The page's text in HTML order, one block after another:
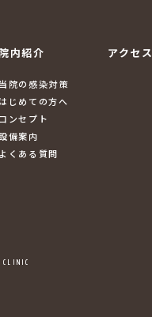
院内紹介
当院の感染対策
はじめての方へ
コンセプト
備案内
よくある質問
アクセス